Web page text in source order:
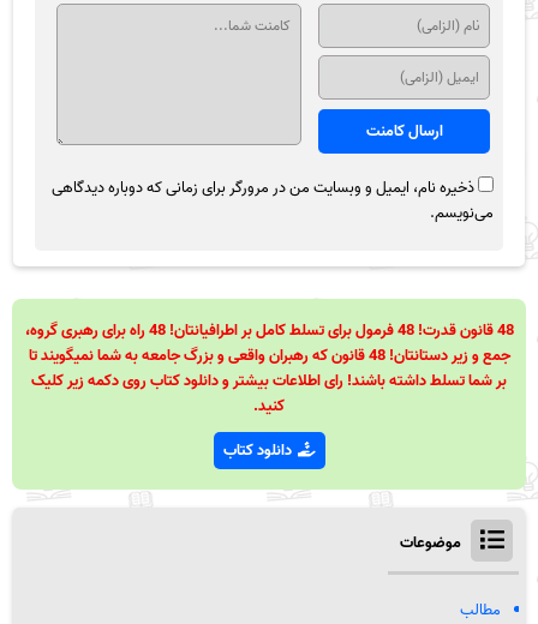
ذخیره نام، ایمیل و وبسایت من در مرورگر برای زمانی که دوباره دیدگاهی
می‌نویسم.
48 قانون قدرت! 48 فرمول برای تسلط کامل بر اطرافیانتان! 48 راه برای رهبری گروه،
جمع و زیر دستانتان! 48 قانون که رهبران واقعی و بزرگ جامعه به شما نمیگویند تا
بر شما تسلط داشته باشند! رای اطلاعات بیشتر و دانلود کتاب روی دکمه زیر کلیک
کنید.
دانلود کتاب
موضوعات
مطالب